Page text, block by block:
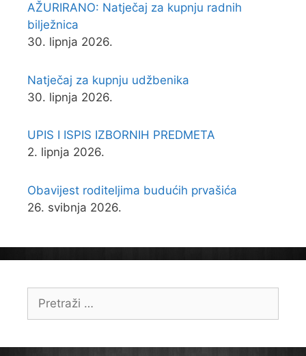
AŽURIRANO: Natječaj za kupnju radnih
bilježnica
30. lipnja 2026.
Natječaj za kupnju udžbenika
30. lipnja 2026.
UPIS I ISPIS IZBORNIH PREDMETA
2. lipnja 2026.
Obavijest roditeljima budućih prvašića
26. svibnja 2026.